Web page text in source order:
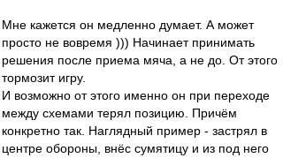
Мне кажется он медленно думает. А может
просто не вовремя ))) Начинает принимать
решения после приема мяча, а не до. От этого
тормозит игру.
И возможно от этого именно он при переходе
между схемами терял позицию. Причём
конкретно так. Наглядный пример - застрял в
центре обороны, внёс сумятицу и из под него